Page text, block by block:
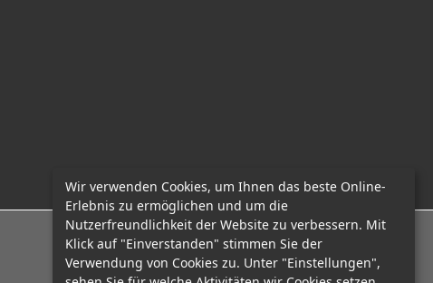
E-Mail: office@mcadvo.com
Wir verwenden Cookies, um Ihnen das beste Online-
Erlebnis zu ermöglichen und um die
Nutzerfreundlichkeit der Website zu verbessern. Mit
Klick auf "Einverstanden" stimmen Sie der
Verwendung von Cookies zu. Unter "Einstellungen",